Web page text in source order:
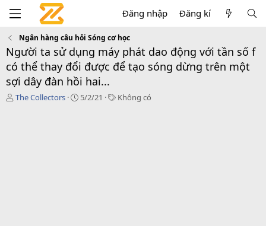
Đăng nhập Đăng kí
Ngân hàng câu hỏi Sóng cơ học
Người ta sử dụng máy phát dao động với tần số f
có thể thay đổi được để tạo sóng dừng trên một
sợi dây đàn hồi hai...
T
The Collectors
C
5/2/21
T
Không có